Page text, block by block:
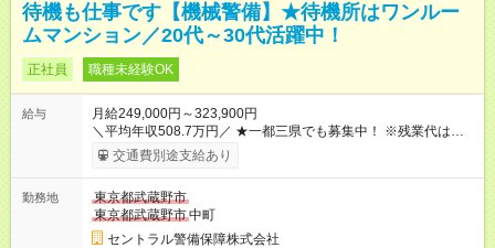
待機も仕事です【機械警備】★待機所はワンルー
ムマンション／20代～30代活躍中！
正社員 職種未経験OK
給与
月給249,000円～323,900円
＼平均年収508.7万円／ ★一都三県でも募集中！ ※残業代は
100％支給します。 ※勤務状況や年齢・経験・能力を考慮して決
定します。 ※上記とは別に年2回の賞与と各種手当を追加支給し
はありません。 【試用期間】試用期間あり 試用期間の長さ：3
ヶ月 雇用形態、給与は本採用時と同じです。
交通費別途支給あり
勤務地
東京都武蔵野市
東京都武蔵野市中町
セントラル警備保障株式会社